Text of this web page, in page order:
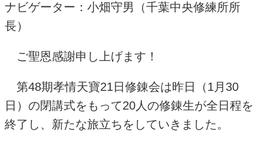
ナビゲーター：小畑守男（千葉中央修練所所
長）
ご聖恩感謝申し上げます！
第48期孝情天寶21 日修錬会は昨日（1 月 30
日）の閉講式をもって20人の修錬生が全日程を
終了し、新たな旅立ちをしていきました。